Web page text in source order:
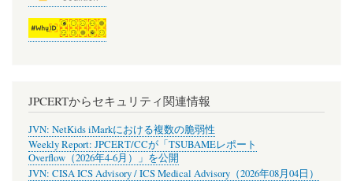
JPCERTからセキュリティ関連情報
JVN: NetKids iMarkにおける複数の脆弱性
Weekly Report: JPCERT/CCが「TSUBAMEレポート
Overflow（2026年4-6月）」を公開
JVN: CISA ICS Advisory / ICS Medical Advisory（2026年08月04日）